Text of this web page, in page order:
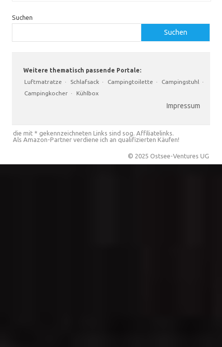
Suchen
Suchen
Weitere thematisch passende Portale:
Luftmatratze · Schlafsack · Campingtoilette · Campingstuhl ·
Campingkocher · Kühlbox
Impressum
die mit * gekennzeichneten Links sind sog. Affiliatelinks.
Als Amazon-Partner verdiene ich an qualifizierten Käufen!
© 2025 Ostsee-Ventures UG